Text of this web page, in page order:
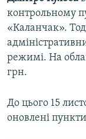
контрольному
«Каланчак».
режимі. На
грн.
До цього 15
оновлені